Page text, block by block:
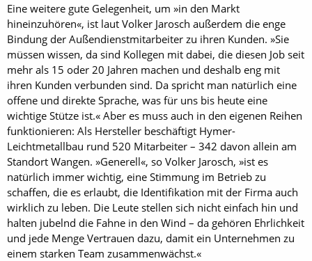
Eine weitere gute Gelegenheit, um »in den Markt
hineinzuhören«, ist laut Volker Jarosch außerdem die enge
Bindung der Außendienstmitarbeiter zu ihren Kunden. »Sie
müssen wissen, da sind Kollegen mit dabei, die diesen Job seit
mehr als 15 oder 20 Jahren machen und deshalb eng mit
ihren Kunden verbunden sind. Da spricht man natürlich eine
offene und direkte Sprache, was für uns bis heute eine
wichtige Stütze ist.« Aber es muss auch in den eigenen Reihen
funktionieren: Als Hersteller beschäftigt Hymer-
Leichtmetallbau rund 520 Mitarbeiter – 342 davon allein am
Standort Wangen. »Generell«, so Volker Jarosch, »ist es
natürlich immer wichtig, eine Stimmung im Betrieb zu
schaffen, die es erlaubt, die Identifikation mit der Firma auch
wirklich zu leben. Die Leute stellen sich nicht einfach hin und
halten jubelnd die Fahne in den Wind – da gehören Ehrlichkeit
und jede Menge Vertrauen dazu, damit ein Unternehmen zu
einem starken Team zusammenwächst.«